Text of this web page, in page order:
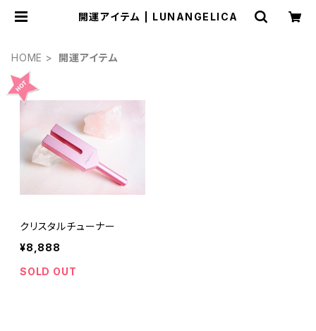
開運アイテム | LUNANGELICA
HOME 開運アイテム
クリスタルチューナー
¥8,888
SOLD OUT